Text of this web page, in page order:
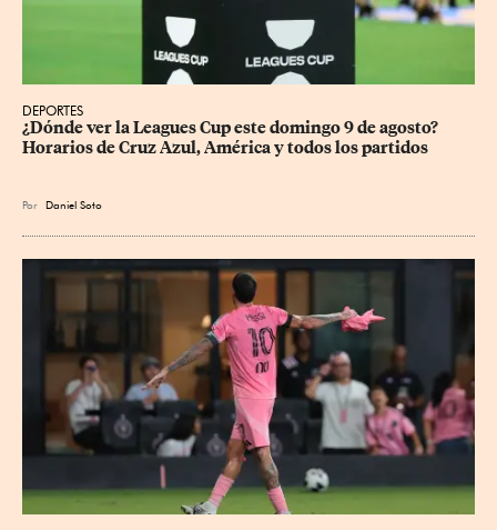
DEPORTES
¿Dónde ver la Leagues Cup este domingo 9 de agosto?
Horarios de Cruz Azul, América y todos los partidos
Por Daniel Soto